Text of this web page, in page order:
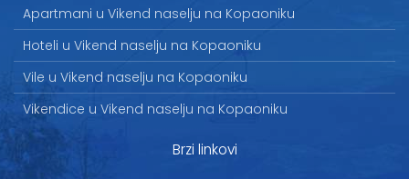
Apartmani u Vikend naselju na Kopaoniku
Hoteli u Vikend naselju na Kopaoniku
Vile u Vikend naselju na Kopaoniku
Vikendice u Vikend naselju na Kopaoniku
Brzi linkovi